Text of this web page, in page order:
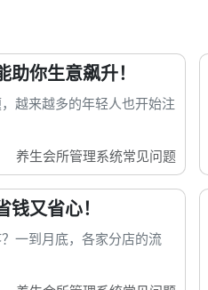
你生意飙升！
越来越多的年轻人也开始注
养生会所管理系统常见问题
又省心！
一到月底，各家分店的流